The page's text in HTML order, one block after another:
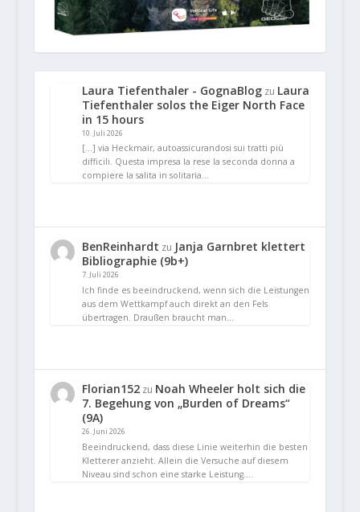
Laura Tiefenthaler - GognaBlogzu Laura
Tiefenthaler solos the Eiger North Face
in 15 hours
10. Juli 2026
[…] via Heckmair, autoassicurandosi sui tratti più
difficili. Questa impresa la rese la seconda donna a
compiere la salita in solitaria…
BenReinhardt zu Janja Garnbret klettert
Bibliographie (9b+)
7. Juli 2026
Ich finde es beeindruckend, wenn sich die Leistungen
aus dem Wettkampf auch direkt an den Fels
übertragen. Draußen braucht man…
Florian152zu Noah Wheeler holt sich die
7. Begehung von „Burden of Dreams“
(9A)
26. Juni 2026
Beeindruckend, dass diese Linie weiterhin die besten
Kletterer anzieht. Allein die Versuche auf diesem
Niveau sind schon eine starke Leistung.…